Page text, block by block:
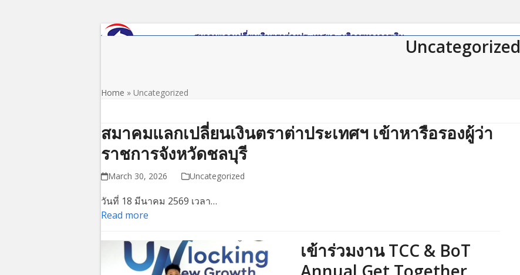
Uncategorized
Home » Uncategorized
สมาคมแลกเปลี่ยนเงินตราต่าประเทศฯ เข้าหารือรองผู้ว่า
ราชการจังหวัดชลบุรี
March 30, 2026 Uncategorized
วันที่ 18 มีนาคม 2569 เวลา…
Read more
เข้าร่วมงาน TCC & BoT